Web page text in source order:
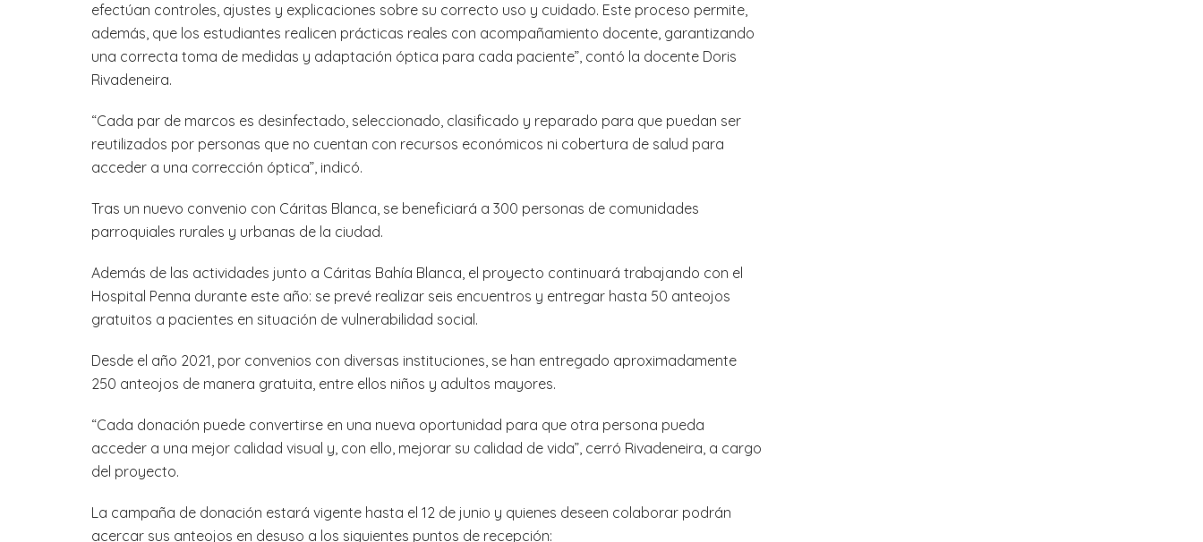
efectúan controles, ajustes y explicaciones sobre su correcto uso y cuidado. Este proceso permite,
además, que los estudiantes realicen prácticas reales con acompañamiento docente, garantizando
una correcta toma de medidas y adaptación óptica para cada paciente”, contó la docente Doris
Rivadeneira.
“Cada par de marcos es desinfectado, seleccionado, clasificado y reparado para que puedan ser
reutilizados por personas que no cuentan con recursos económicos ni cobertura de salud para
acceder a una corrección óptica”, indicó.
Tras un nuevo convenio con Cáritas Blanca, se beneficiará a 300 personas de comunidades
parroquiales rurales y urbanas de la ciudad.
Además de las actividades junto a Cáritas Bahía Blanca, el proyecto continuará trabajando con el
Hospital Penna durante este año: se prevé realizar seis encuentros y entregar hasta 50 anteojos
gratuitos a pacientes en situación de vulnerabilidad social.
Desde el año 2021, por convenios con diversas instituciones, se han entregado aproximadamente
250 anteojos de manera gratuita, entre ellos niños y adultos mayores.
“Cada donación puede convertirse en una nueva oportunidad para que otra persona pueda
acceder a una mejor calidad visual y, con ello, mejorar su calidad de vida”, cerró Rivadeneira, a cargo
del proyecto.
La campaña de donación estará vigente hasta el 12 de junio y quienes deseen colaborar podrán
acercar sus anteojos en desuso a los siguientes puntos de recepción: